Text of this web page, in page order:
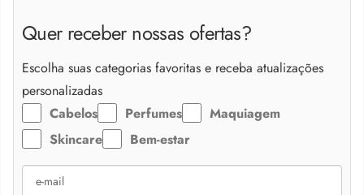
Quer receber nossas ofertas?
Escolha suas categorias favoritas e receba atualizações
personalizadas
Cabelos
Perfumes
Maquiagem
Skincare
Bem-estar